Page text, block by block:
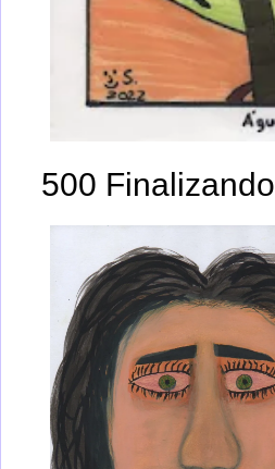
500 Finalizando